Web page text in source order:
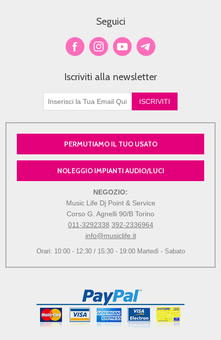
Seguici
Iscriviti alla newsletter
PERMUTIAMO IL TUO USATO
NOLEGGIO IMPIANTI AUDIO/LUCI
NEGOZIO:
Music Life Dj Point & Service
Corso G. Agnelli 90/B Torino
011-3292338 392-2336964
info@musiclife.it
Orari: 10:00 - 12:30 / 15:30 - 19:00 Martedì - Sabato